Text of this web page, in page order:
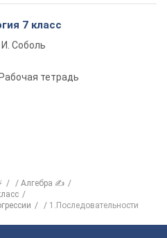
7 класс
И. Соболь
Рабочая тетрадь
Алгебра ✍
1.Последовательности